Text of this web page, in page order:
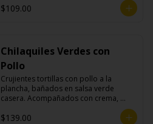
$109.00
Chilaquiles Verdes con
Pollo
Crujientes tortillas con pollo a la
plancha, bañados en salsa verde
casera. Acompañados con crema,
$139.00